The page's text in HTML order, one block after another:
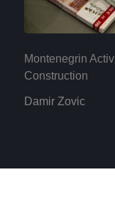
Montenegrin
Construction
Damir Zovic